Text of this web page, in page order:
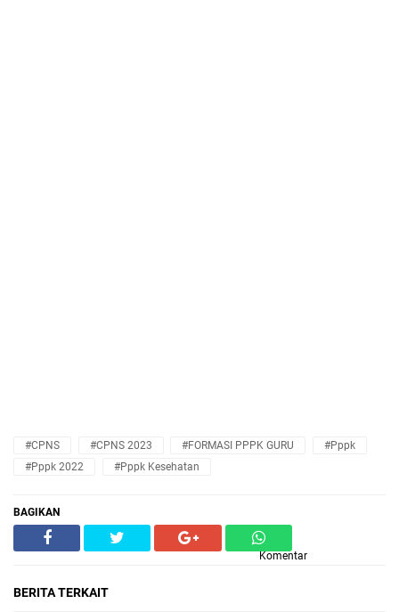
#CPNS #CPNS 2023 #FORMASI PPPK GURU
#pppk
#pppk 2022
#pppk Kesehatan
BAGIKAN
Komentar
BERITA TERKAIT